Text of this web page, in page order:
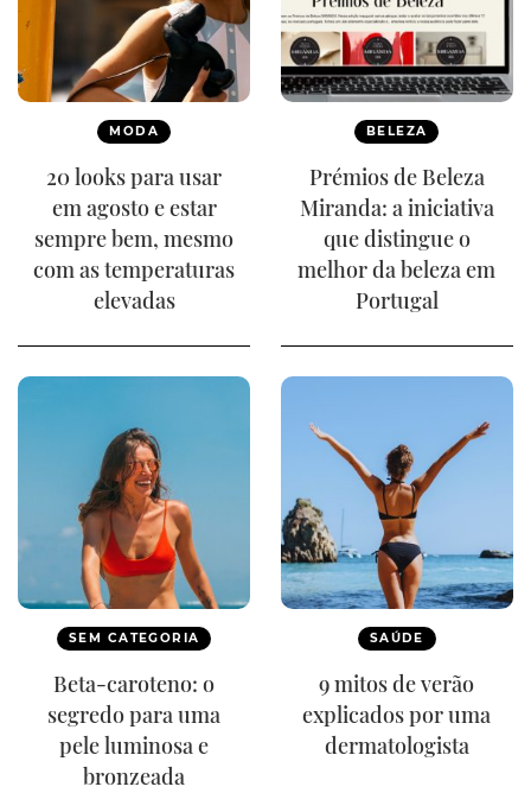
MODA
20 looks para usar
em agosto e estar
sempre bem, mesmo
com as temperaturas
elevadas
BELEZA
Prémios de Beleza
Miranda: a iniciativa
que distingue o
melhor da beleza em
Portugal
SEM CATEGORIA
Beta-caroteno: o
segredo para uma
pele luminosa e
bronzeada
SAÚDE
9 mitos de verão
explicados por uma
dermatologista